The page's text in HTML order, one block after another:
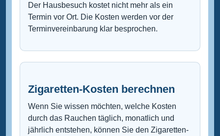
Der Hausbesuch kostet nicht mehr als ein
Termin vor Ort. Die Kosten werden vor der
Terminvereinbarung klar besprochen.
Zigaretten-Kosten berechnen
Wenn Sie wissen möchten, welche Kosten
durch das Rauchen täglich, monatlich und
jährlich entstehen, können Sie den Zigaretten-